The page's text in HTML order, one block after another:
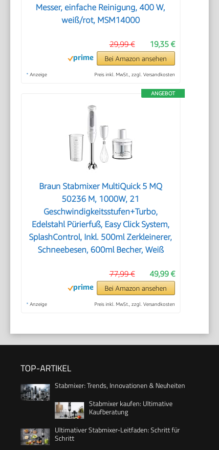
Messer, einfache Reinigung, 400 W,
weiß/rot, MSM14000
19,35 €
29,99 €
Bei Amazon ansehen
* Anzeige Preis inkl. MwSt., zzgl. Versandkosten
ANGEBOT
Braun Stabmixer MultiQuick 5 MQ
50236 M, 1000W, 21
Geschwindigkeitsstufen+Turbo,
Edelstahl Pürierfuß, Easy Click System,
SplashControl, Inkl. 500ml Zerkleinerer,
Schneebesen, 600ml Becher, Weiß
49,99 €
77,99 €
Bei Amazon ansehen
* Anzeige Preis inkl. MwSt., zzgl. Versandkosten
TOP-ARTIKEL
Stabmixer: Trends, Innovationen & Neuheiten
Stabmixer kaufen: Ultimative
Kaufberatung
Ultimativer Stabmixer-Leitfaden: Schritt für
Schritt